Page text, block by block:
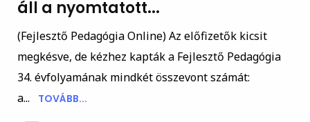
áll a nyomtatott...
(Fejlesztő Pedagógia Online) Az előfizetők kicsit
megkésve, de kézhez kapták a Fejlesztő Pedagógia
34. évfolyamának mindkét összevont számát:
a...
TOVÁBB...